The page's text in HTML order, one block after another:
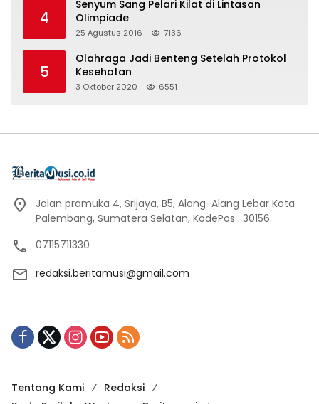
4
Senyum Sang Pelari Kilat di Lintasan
Olimpiade
25 Agustus 2016 7136
5
Olahraga Jadi Benteng Setelah Protokol
Kesehatan
3 Oktober 2020 6551
Jalan pramuka 4, Srijaya, B5, Alang-Alang Lebar Kota
Palembang, Sumatera Selatan, KodePos : 30156.
07115711330
redaksi.beritamusi@gmail.com
Tentang Kami
Redaksi